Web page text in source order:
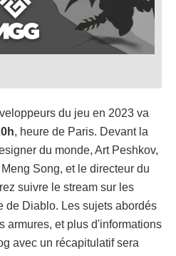
du jeu en 2023 va
, heure de Paris. Devant la
du monde, Art Peshkov,
Song, et le directeur du
suivre le stream sur les
de Diablo. Les sujets abordés
armures, et plus d'informations
avec un récapitulatif sera